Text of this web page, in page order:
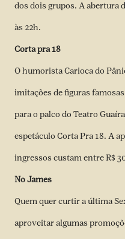
dos dois grupos. A abertura
às 22h.
Corta pra 18
O humorista Carioca do
imitações de figuras
para o palco do Teatro
espetáculo Corta Pra 18. A
ingressos custam entre R$
No James
Quem quer curtir a última
aproveitar algumas